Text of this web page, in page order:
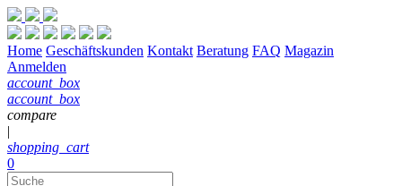
Home Geschäftskunden Kontakt Beratung FAQ Magazin
Anmelden
account_box
account_box
compare
|
shopping_cart
0